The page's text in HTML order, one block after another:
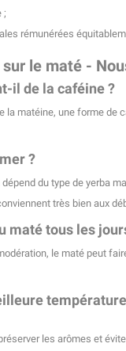
;
rémunérées
le maté -
il de la caféine ?
la matéine, une forme de
?
du type de yerba
très bien aux
maté tous les
le maté peut
les arômes et